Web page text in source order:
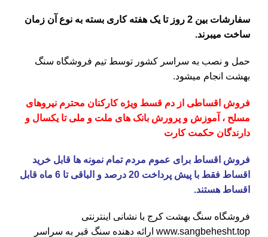
سفارشات بین 2 روز تا یک هفته کاری بسته به نوع آن زمان
ساخت میبرند.
حمل و نصب به سراسر کشور توسط تیم فروشگاه سنگ
بهشت انجام میشود.
فروش اقساطی از دم قسط ویژه کارکنان محترم نیروهای
مسلح ، آموزش و پرورش بانک های ملت و ملی تا یکسال و
دارندگان حکمت کارت
فروش اقساط برای عموم مردم تمام نمونه ها قابل خرید
اقساط فقط با پیش پرداخت 20 درصد و الباقی تا 6 ماه قابل
اقساط هستند.
فروشگاه سنگ بهشت کرج با نشانی اینترنتی
www.sangbehesht.top ارائه دهنده سنگ قبر به سراسر